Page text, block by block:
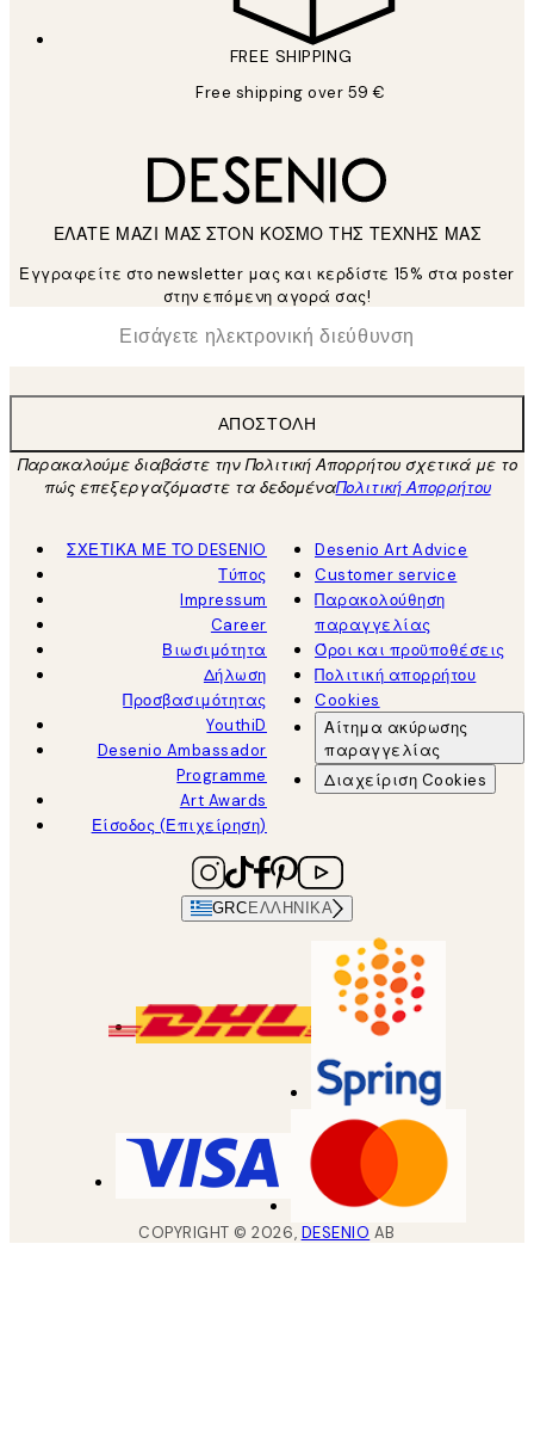
FREE SHIPPING
Free shipping over 59 €
ΕΛΑΤΕ ΜΑΖΙ ΜΑΣ ΣΤΟΝ ΚΟΣΜΟ ΤΗΣ ΤΕΧΝΗΣ ΜΑΣ
Εγγραφείτε στο newsletter μας και κερδίστε 15% στα poster
στην επόμενη αγορά σας!
Ηλεκτρονική Διεύθυνση
ΑΠΟΣΤΟΛΉ
Παρακαλούμε διαβάστε την Πολιτική Απορρήτου σχετικά με το
πώς επεξεργαζόμαστε τα δεδομέναΠολιτική Απορρήτου
ΣΧΕΤΙΚΑ ΜΕ ΤΟ DESENIO
Τύπος
Impressum
Career
Βιωσιμότητα
Δήλωση
Προσβασιμότητας
YouthiD
Desenio Ambassador
Programme
Art Awards
Είσοδος (Επιχείρηση)
Desenio Art Advice
Customer service
Παρακολούθηση
παραγγελίας
Όροι και προϋποθέσεις
Πολιτική απορρήτου
Cookies
Αίτημα ακύρωσης
παραγγελίας
Διαχείριση Cookies
GRC ΕΛΛΗΝΙΚΆ
COPYRIGHT ©2026, DESENIO AB